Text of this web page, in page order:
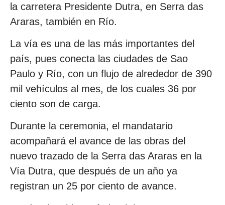
la carretera Presidente Dutra, en Serra das
Araras, también en Río.
La vía es una de las más importantes del
país, pues conecta las ciudades de Sao
Paulo y Río, con un flujo de alrededor de 390
mil vehículos al mes, de los cuales 36 por
ciento son de carga.
Durante la ceremonia, el mandatario
acompañará el avance de las obras del
nuevo trazado de la Serra das Araras en la
Vía Dutra, que después de un año ya
registran un 25 por ciento de avance.